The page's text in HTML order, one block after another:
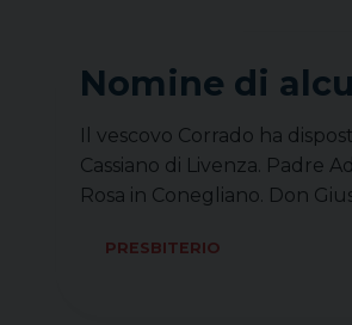
Nomine di
Il vescovo Corrado ha
Cassiano di Livenza. Padre
Rosa in Conegliano. Don
PRESBITERIO